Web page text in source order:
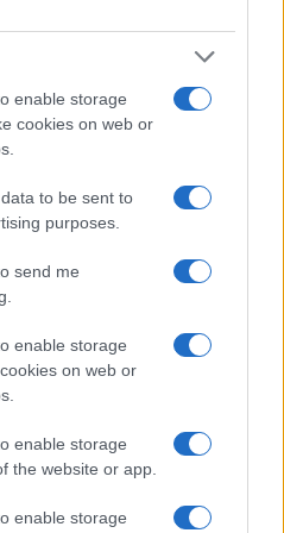
enable storage
cookies on web or
to be sent to
purposes.
send me
enable storage
on web or
enable storage
the website or app.
enable storage
hogy érdemben
képességét.
szárny alatti
szerelhető rakétát is
légierő és a hazai
A cél az volt, hogy
észlelhetőségét,
ösök
harci
lopakodó
szűk belső
az izraeli
elmondása szerint
összesített repült